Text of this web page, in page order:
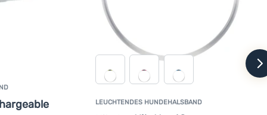
LEUCHTENDES HUNDEHALSBAND